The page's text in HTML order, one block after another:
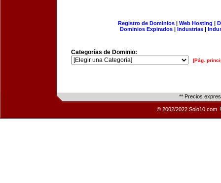
Registro de Dominios| Web Hosting |
Dominios Expirados | Industrias |
Categorías de Dominio:
[Pág.
** Precios
© 2002/2022 Solo10.com